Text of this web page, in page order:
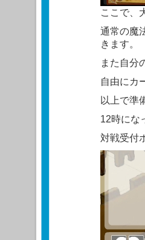
ここで、
通常の魔
きます。
また自分
自由にカ
以上で準
12時にな
対戦受付